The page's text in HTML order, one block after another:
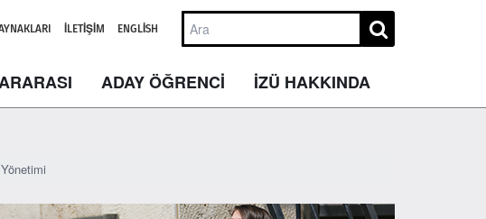
İLETIŞIM ENGLISH
ADAY ÖĞRENCİ İZÜ HAKKINDA